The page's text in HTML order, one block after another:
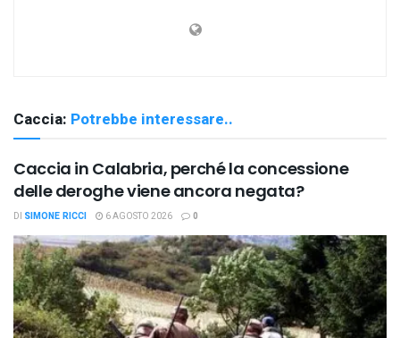
Caccia: Potrebbe interessare..
Caccia in Calabria, perché la concessione
delle deroghe viene ancora negata?
DI SIMONE RICCI 6 AGOSTO 2026 0